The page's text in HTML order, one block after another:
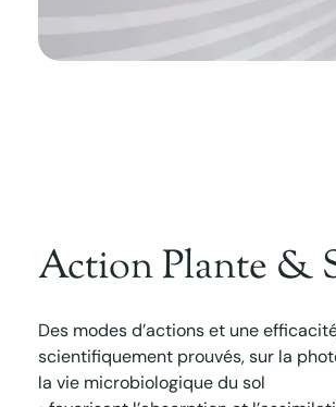
Action Plante &
Des modes d’actions et une
scientifiquement prouvés, sur la
la vie microbiologique du sol